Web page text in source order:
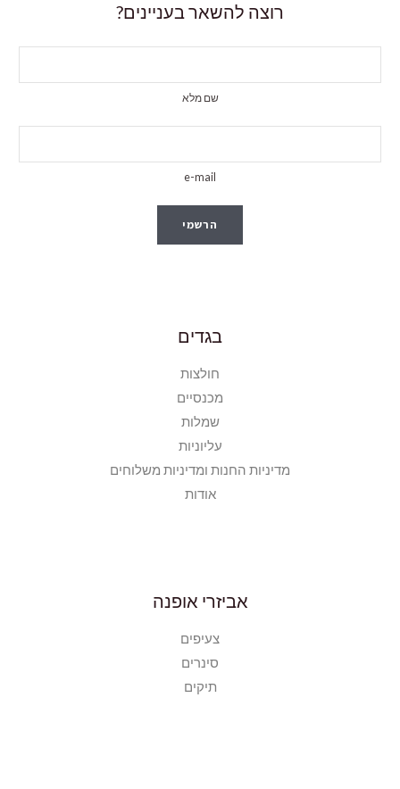
רוצה להשאר בעניינים?
שם מלא
e-mail
הרשמי
בגדים
חולצות
מכנסיים
שמלות
עליוניות
מדיניות החנות ומדיניות משלוחים
אודות
אביזרי אופנה
צעיפים
סינרים
תיקים